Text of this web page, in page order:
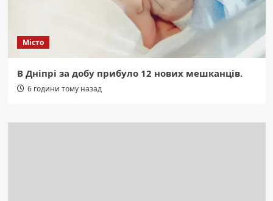
Місто
В Дніпрі за добу прибуло 12 нових мешканців.
6 години тому назад